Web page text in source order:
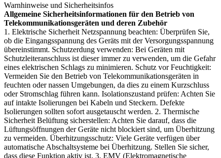
Warnhinweise und Sicherheitsinfos
Allgemeine Sicherheitsinformationen für den Betrieb von
Telekommunikationsgeräten und deren Zubehör
1. Elektrische Sicherheit Netzspannung beachten: Überprüfen Sie,
ob die Eingangsspannung des Geräts mit der Versorgungsspannung
übereinstimmt. Schutzerdung verwenden: Bei Geräten mit
Schutzleiteranschluss ist dieser immer zu verwenden, um die Gefahr
eines elektrischen Schlags zu minimieren. Schutz vor Feuchtigkeit:
Vermeiden Sie den Betrieb von Telekommunikationsgeräten in
feuchten oder nassen Umgebungen, da dies zu einem Kurzschluss
oder Stromschlag führen kann. Isolationszustand prüfen: Achten Sie
auf intakte Isolierungen bei Kabeln und Steckern. Defekte
Isolierungen sollten sofort ausgetauscht werden. 2. Thermische
Sicherheit Belüftung sicherstellen: Achten Sie darauf, dass die
Lüftungsöffnungen der Geräte nicht blockiert sind, um Überhitzung
zu vermeiden. Überhitzungsschutz: Viele Geräte verfügen über
automatische Abschaltsysteme bei Überhitzung. Stellen Sie sicher,
dass diese Funktion aktiv ist. 3. EMV (Elektromagnetische